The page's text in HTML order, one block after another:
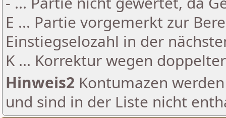
E ... Partie vorgemerkt zur
Einstiegselozahl in der
K ... Korrektur wegen
Hinweis2 Kontumazen
und sind in der Liste nicht